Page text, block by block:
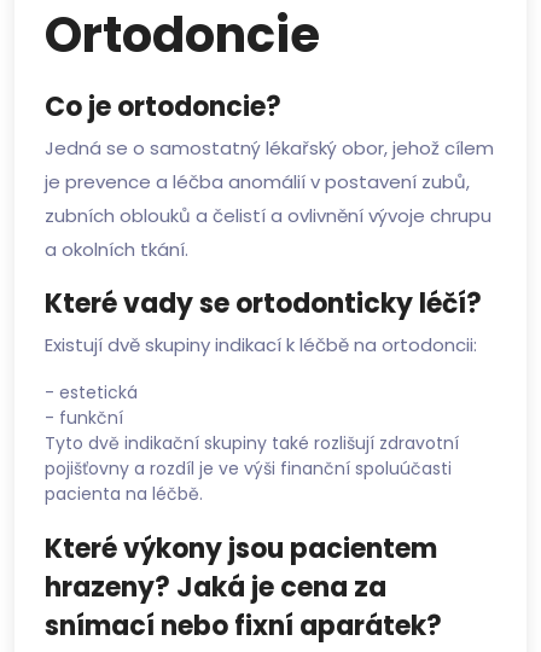
Ortodoncie
Co je ortodoncie?
Jedná se o samostatný lékařský obor, jehož cílem
je prevence a léčba anomálií v postavení zubů,
zubních oblouků a čelistí a ovlivnění vývoje chrupu
a okolních tkání.
Které vady se ortodonticky léčí?
Existují dvě skupiny indikací k léčbě na ortodoncii:
- estetická
- funkční
Tyto dvě indikační skupiny také rozlišují zdravotní
pojišťovny a rozdíl je ve výši finanční spoluúčasti
pacienta na léčbě.
Které výkony jsou pacientem
hrazeny? Jaká je cena za
snímací nebo fixní aparátek?